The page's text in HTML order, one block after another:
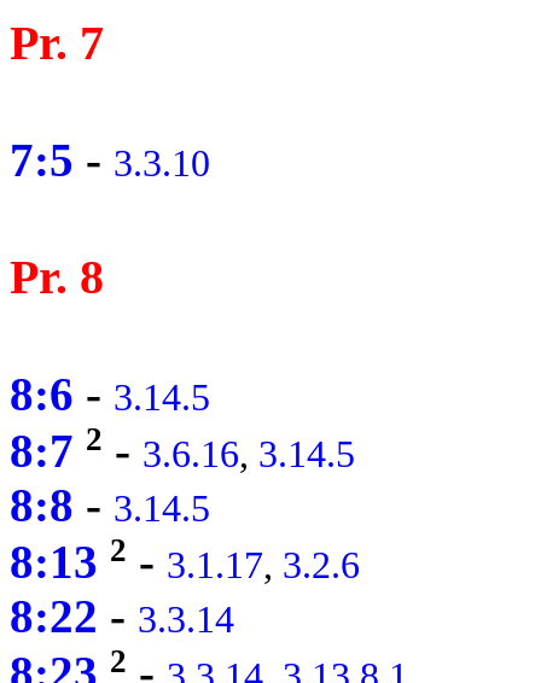
Pr. 7
7:5 - 3.3.10
Pr. 8
8:6 - 3.14.5
8:7 2 - 3.6.16, 3.14.5
8:8 - 3.14.5
8:13 2 - 3.1.17, 3.2.6
8:22 - 3.3.14
2